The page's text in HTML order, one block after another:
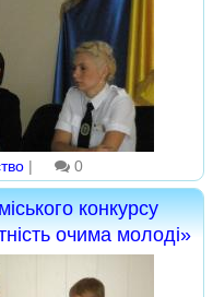
| 0
конкурсу
очима молоді»